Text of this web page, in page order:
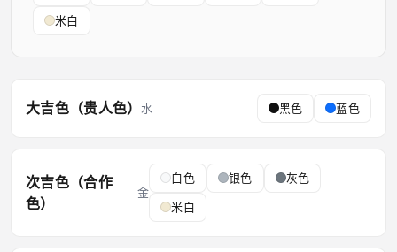
米白
大吉色（贵人色） 水 黑色 蓝色
次吉色（合作
色）
金
白色 银色
灰色
米白